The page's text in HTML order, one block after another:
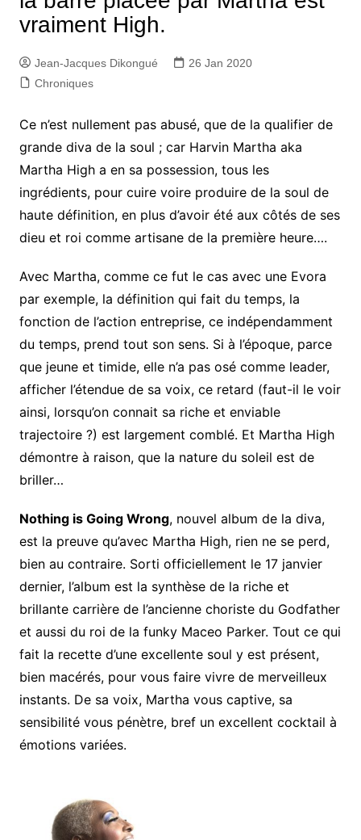
vraiment High.
Jean-Jacques Dikongué
26 Jan 2020
Chroniques
Ce n’est nullement pas abusé, que de la qualifier de
grande diva de la soul ; car Harvin Martha aka
Martha High a en sa possession, tous les
ingrédients, pour cuire voire produire de la soul de
haute définition, en plus d’avoir été aux côtés de ses
dieu et roi comme artisane de la première heure….
Avec Martha, comme ce fut le cas avec une Evora
par exemple, la définition qui fait du temps, la
fonction de l’action entreprise, ce indépendamment
du temps, prend tout son sens. Si à l’époque, parce
que jeune et timide, elle n’a pas osé comme leader,
afficher l’étendue de sa voix, ce retard (faut-il le voir
ainsi, lorsqu’on connait sa riche et enviable
trajectoire ?) est largement comblé. Et Martha High
démontre à raison, que la nature du soleil est de
briller…
Nothing is Going Wrong, nouvel album de la diva,
est la preuve qu’avec Martha High, rien ne se perd,
bien au contraire. Sorti officiellement le 17 janvier
dernier, l’album est la synthèse de la riche et
brillante carrière de l’ancienne choriste du Godfather
et aussi du roi de la funky Maceo Parker. Tout ce qui
fait la recette d’une excellente soul y est présent,
bien macérés, pour vous faire vivre de merveilleux
instants. De sa voix, Martha vous captive, sa
sensibilité vous pénètre, bref un excellent cocktail à
émotions variées.